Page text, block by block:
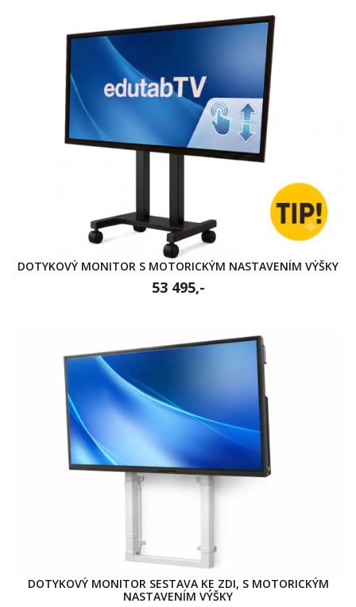
DOTYKOVÝ MONITOR S MOTORICKÝM NASTAVENÍM VÝŠKY
53 495,-
DOTYKOVÝ MONITOR SESTAVA KE ZDI, S MOTORICKÝM
NASTAVENÍM VÝŠKY